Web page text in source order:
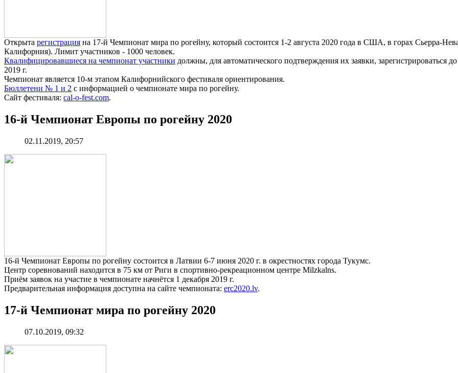
Открыта регистрация на 17-й Чемпионат мира по рогейну, который состоится 1-2 августа 2020 года в США, в горах Сьерра-
Калифорния). Лимит участников - 1000 человек.
Квалифицировавшиеся на чемпионат участники должны, для автоматического подтверждения их заявки, зарегистрироваться
2019 г.
Чемпионат является 10-м этапом Калифорнийского фестиваля ориентирования.
Бюллетени № 1 и 2 с информацией о чемпионате мира по рогейну.
Сайт фестиваля: cal-o-fest.com.
16-й Чемпионат Европы по рогейну 2020
02.11.2019, 20:57
16-й Чемпионат Европы по рогейну состоится в Латвии 6-7 июня 2020 г. в окрестностях города Тукумс.
Центр соревнований находится в 75 км от Риги в спортивно-рекреационном центре Milzkalns.
Приём заявок на участие в чемпионате начнётся 1 декабря 2019 г.
Предварительная информация доступна на сайте чемпионата: erc2020.lv.
17-й Чемпионат мира по рогейну 2020
07.10.2019, 09:32